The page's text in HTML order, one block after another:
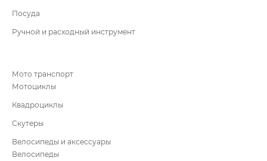
Посуда
Ручной и расходный инструмент
Мото транспорт
Мотоциклы
Квадроциклы
Скутеры
Велосипеды и аксессуары
Велосипеды